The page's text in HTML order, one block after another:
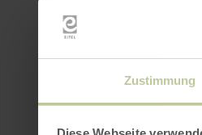
Zustimmung
Bitte